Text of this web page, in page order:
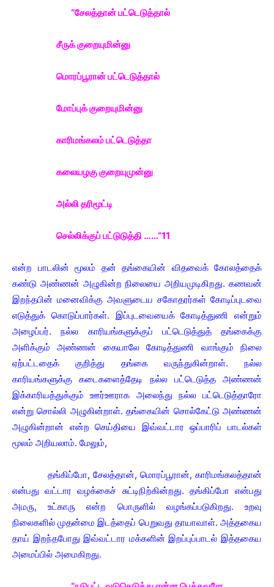
“சேலத்தான் பட்டெடுத்தால்
சீருக் குறையுமின்னு
மொரப்பூரான் பட்டெடுத்தால்
மோப்புக் குறையுமின்னு
காரிமங்கலம் பட்டெடுத்தா
கலையழகு குறையுமுன்னு
அல்லி தரிமூட்டி
செல்லிக்குப் பட்டுடுத்தி ……”11
என்ற பாடலின் மூலம் தன் தங்கையின் விதவைக் கோலத்தைக்
கண்டு அண்ணன் அழுகின்ற நிலையை அறியமுடிகிறது. கணவன்
இறந்தபின் மனைவிக்கு அவளுடைய சகோதரர்கள் கோடிப்புடவை
எடுத்துக் கொடுப்பார்கள். இப்புடவையைக் கோடித்துணி என்றும்
அழைப்பர். நல்ல காரியங்களுக்குப் பட்டெடுத்துத் தங்கைக்கு
அளிக்கும் அண்ணன் கையாலே கோடித்துணி வாங்கும் நிலை
ஏற்பட்டதைக் குறித்து தங்கை வருந்துகின்றாள். நல்ல
காரியங்களுக்கு கடைகளைத்தேடி நல்ல பட்டெடுத்த அண்ணன்
இக்காரியத்துக்கும் ஊர்ஊராக அலைந்து நல்ல பட்டெடுத்தாரோ
என்று சொல்லி அழுகின்றாள். தங்கையின் சொல்கேட்டு அண்ணன்
அழுகின்றான் என்ற செய்தியை இவ்வட்டார ஒப்பாரிப் பாடல்கள்
மூலம் அறியலாம். மேலும்,
தங்கிப்போ, சேலத்தான், மொரப்பூரான், காரிமங்கலத்தான்
என்பது வட்டார வழக்கைச் சுட்டிநிற்கின்றது. தங்கிப்போ என்பது
அமரு, உட்காரு என்ற பொருளில் வழங்கப்படுகிறது. உறவு
நிலைகளில் முதன்மை இடத்தைப் பெறுவது தாயாவாள். அத்தகைய
தாய் இறந்தபோது இவ்வட்டார மக்களின் இறப்புப்பாடல் இத்தகைய
அமைப்பில் அமைகிறது.